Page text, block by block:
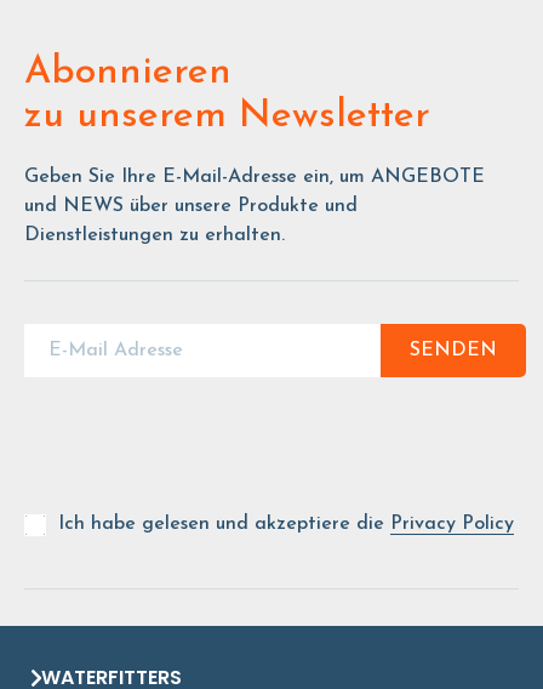
Abonnieren
zu unserem Newsletter
Geben Sie Ihre E-Mail-Adresse ein, um ANGEBOTE
und NEWS über unsere Produkte und
Dienstleistungen zu erhalten.
SENDEN
Ich habe gelesen und akzeptiere die Privacy Policy
WATERFITTERS